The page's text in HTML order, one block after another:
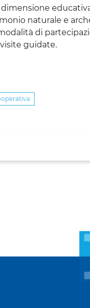
naturale e
di
guidate.